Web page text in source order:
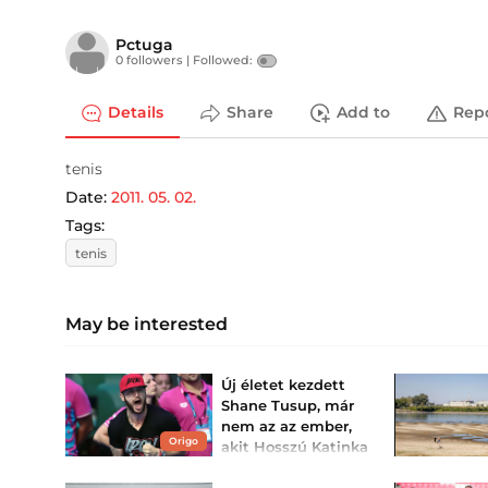
Pctuga
0 followers | Followed:
Details Share Add to
tenis
Date: 2011. 05. 02.
Tags:
tenis
May be interested
Origo
Új életet kezdett
Shane Tusup, már
nem az az ember,
akit Hosszú Katinka